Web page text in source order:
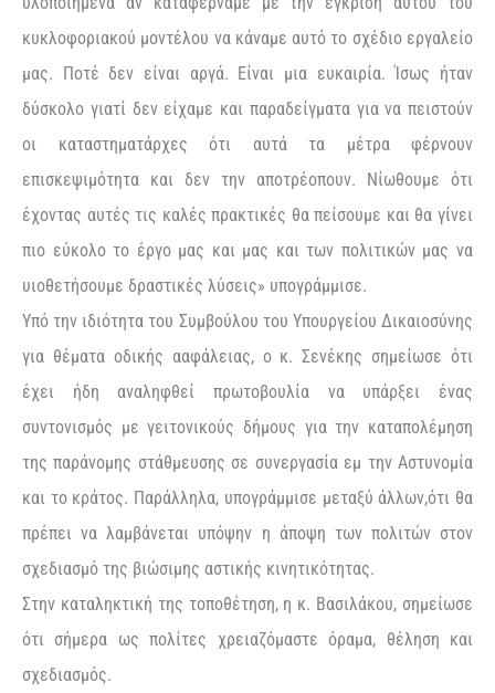
κυκλοφοριακού μοντέλου να κάναμε αυτό το σχέδιο εργαλείο
μας. Ποτέ δεν είναι αργά. Είναι μια ευκαιρία. Ίσως ήταν
δύσκολο γιατί δεν είχαμε και παραδείγματα για να πειστούν
οι καταστηματάρχες ότι αυτά τα μέτρα φέρνουν
επισκεψιμότητα και δεν την αποτρέοπουν. Νίωθουμε ότι
έχοντας αυτές τις καλές πρακτικές θα πείσουμε και θα γίνει
πιο εύκολο το έργο μας και μας και των πολιτικών μας να
υιοθετήσουμε δραστικές λύσεις» υπογράμμισε.
Υπό την ιδιότητα του Συμβούλου του Υπουργείου Δικαιοσύνης
για θέματα οδικής ααφάλειας, ο κ. Σενέκης σημείωσε ότι
έχει ήδη αναληφθεί πρωτοβουλία να υπάρξει ένας
συντονισμός με γειτονικούς δήμους για την καταπολέμηση
της παράνομης στάθμευσης σε συνεργασία εμ την Αστυνομία
και το κράτος. Παράλληλα, υπογράμμισε μεταξύ άλλων,ότι θα
πρέπει να λαμβάνεται υπόψην η άποψη των πολιτών στον
σχεδιασμό της βιώσιμης αστικής κινητικότητας.
Στην καταληκτική της τοποθέτηση, η κ. Βασιλάκου, σημείωσε
ότι σήμερα ως πολίτες χρειαζόμαστε όραμα, θέληση και
σχεδιασμός.